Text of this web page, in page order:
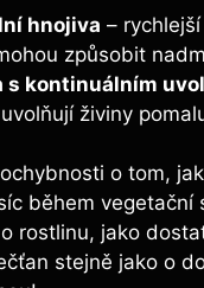
hnojiva –
způsobit
s kontinuálním⁢
živiny
o tom,
během vegetační
rostlinu, jako
stejně ​jako o